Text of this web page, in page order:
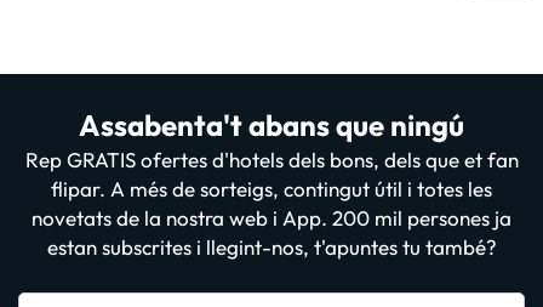
Assabenta't abans que ningú
Rep GRATIS ofertes d'hotels dels bons, dels que et fan
flipar. A més de sorteigs, contingut útil i totes les
novetats de la nostra web i App. 200 mil persones ja
estan subscrites i llegint-nos, t'apuntes tu també?